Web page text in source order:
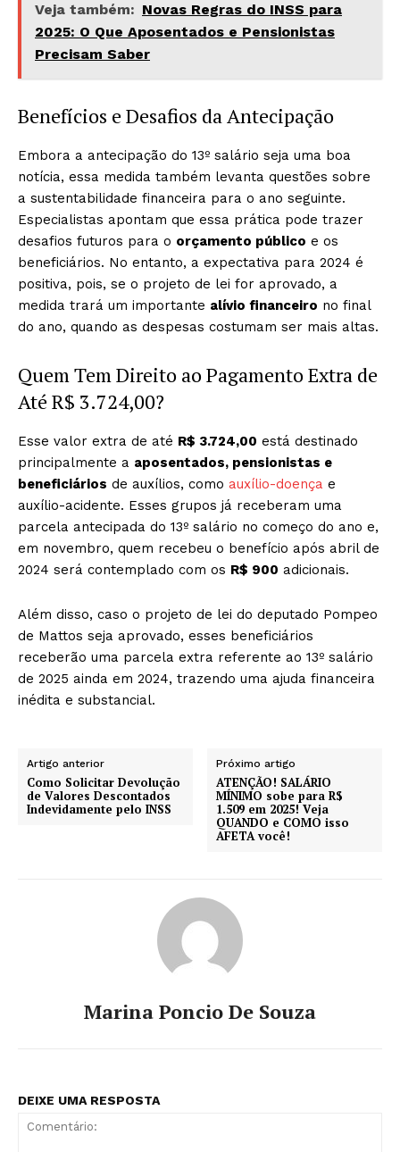
Veja também: Novas Regras do INSS para
2025: O Que Aposentados e Pensionistas
Precisam Saber
Benefícios e Desafios da Antecipação
Embora a antecipação do 13º salário seja uma boa
notícia, essa medida também levanta questões sobre
a sustentabilidade financeira para o ano seguinte.
Especialistas apontam que essa prática pode trazer
desafios futuros para o orçamento público e os
beneficiários. No entanto, a expectativa para 2024 é
positiva, pois, se o projeto de lei for aprovado, a
medida trará um importante alívio financeiro no final
do ano, quando as despesas costumam ser mais altas.
Quem Tem Direito ao Pagamento Extra de
Até R$ 3.724,00?
Esse valor extra de até R$ 3.724,00 está destinado
principalmente a aposentados, pensionistas e
beneficiários de auxílios, como auxílio-doença e
auxílio-acidente. Esses grupos já receberam uma
parcela antecipada do 13º salário no começo do ano e,
em novembro, quem recebeu o benefício após abril de
2024 será contemplado com os R$ 900 adicionais.
Além disso, caso o projeto de lei do deputado Pompeo
de Mattos seja aprovado, esses beneficiários
receberão uma parcela extra referente ao 13º salário
de 2025 ainda em 2024, trazendo uma ajuda financeira
inédita e substancial.
Artigo anterior
Como Solicitar Devolução
de Valores Descontados
Indevidamente pelo INSS
Próximo artigo
ATENÇÃO! SALÁRIO
MÍNIMO sobe para R$
1.509 em 2025! Veja
QUANDO e COMO isso
AFETA você!
Marina Poncio De Souza
DEIXE UMA RESPOSTA